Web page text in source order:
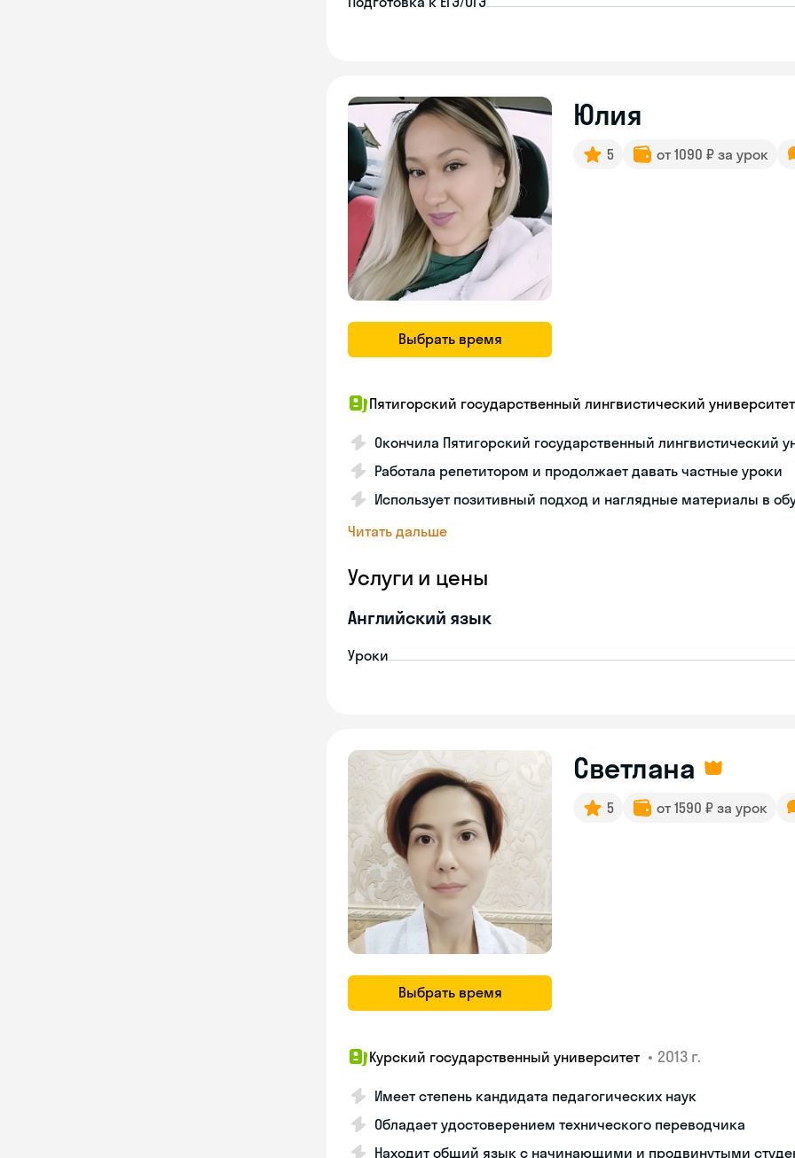
Выбрать время
Юлия
5 от 1090 ₽ за урок
Пятигорский государственный лингвистический университет
Окончила Пятигорский государственный лингвистический
Работала репетитором и продолжает давать частные уроки
Использует позитивный подход и наглядные материалы в
Читать дальше
Услуги и цены
Английский язык
Уроки
Выбрать время
Светлана
5 от 1590 ₽ за урок
Курский государственный университет • 2013 г.
Имеет степень кандидата педагогических наук
Обладает удостоверением технического переводчика
Находит общий язык с начинающими и продвинутыми